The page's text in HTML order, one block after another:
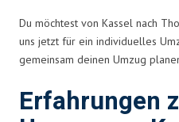
Du möchtest von Kassel nach
uns jetzt für ein individuelles
gemeinsam deinen Umzug
Erfahrungen